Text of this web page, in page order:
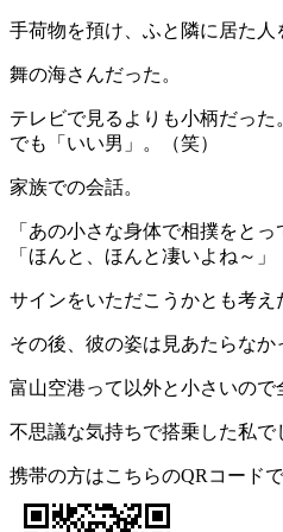
手荷物を預け、ふと隣に居た人
舞の海さんだった。
テレビで見るよりも小柄だった
でも「いい男」。（笑）
家族での会話。
「あの小さな身体で相撲をと
「ほんと、ほんと凄いよね～」
サインをいただこうかとも考え
その後、彼の姿は見あたらなか
富山空港って以外と小さいので
不思議な気持ちで搭乗した私で
携帯の方はこちらのQRコード